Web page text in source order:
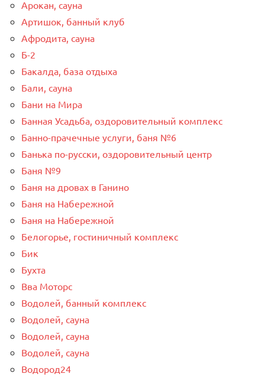
Арокан, сауна
Артишок, банный клуб
Афродита, сауна
Б-2
Бакалда, база отдыха
Бали, сауна
Бани на Мира
Банная Усадьба, оздоровительный комплекс
Банно-прачечные услуги, баня №6
Банька по-русски, оздоровительный центр
Баня №9
Баня на дровах в Ганино
Баня на Набережной
Баня на Набережной
Белогорье, гостиничный комплекс
Бик
Бухта
Вва Моторс
Водолей, банный комплекс
Водолей, сауна
Водолей, сауна
Водолей, сауна
Водород24